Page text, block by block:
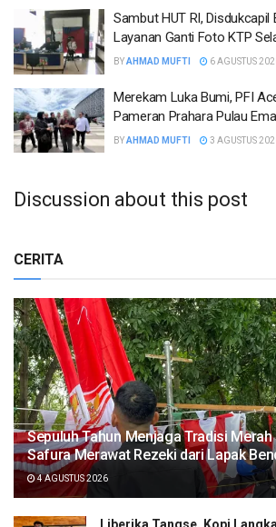
Sambut HUT RI, Disdukcapil
Layanan Ganti Foto KTP
BYAHMAD MUFTI 6 AGUSTUS
Merekam Luka Bumi, PFI
Pameran Prahara Pulau
BYAHMAD MUFTI 3 AGUSTUS
Discussion about this post
CERITA
Sepuluh Tahun Menjaga Tradisi Merah
Safura Merawat Rezeki dari Lapak
4 AGUSTUS 2026